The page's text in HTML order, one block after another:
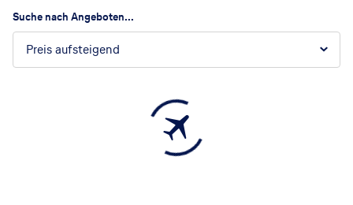
Suche nach Angeboten...
Preis aufsteigend